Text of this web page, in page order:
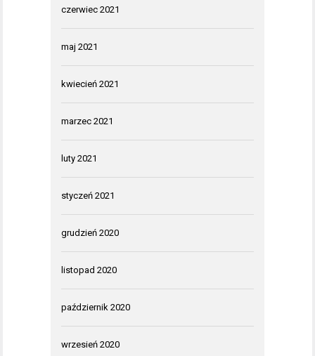
czerwiec 2021
maj 2021
kwiecień 2021
marzec 2021
luty 2021
styczeń 2021
grudzień 2020
listopad 2020
październik 2020
wrzesień 2020